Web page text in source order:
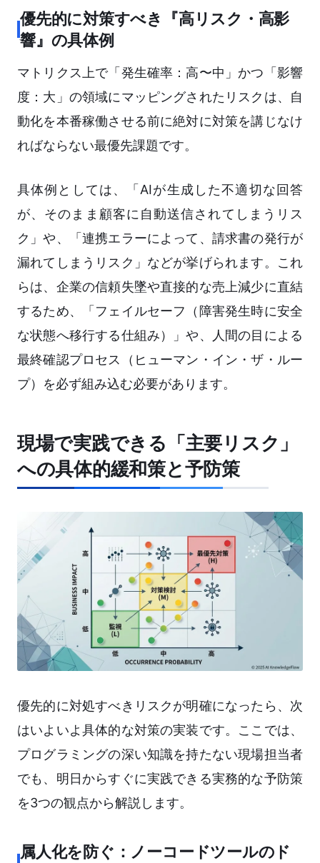
優先的に対策すべき『高リスク・高影
響』の具体例
マトリクス上で「発生確率：高〜中」かつ「影響
度：大」の領域にマッピングされたリスクは、自
動化を本番稼働させる前に絶対に対策を講じなけ
ればならない最優先課題です。
具体例としては、「AIが生成した不適切な回答
が、そのまま顧客に自動送信されてしまうリス
ク」や、「連携エラーによって、請求書の発行が
漏れてしまうリスク」などが挙げられます。これ
らは、企業の信頼失墜や直接的な売上減少に直結
するため、「フェイルセーフ（障害発生時に安全
な状態へ移行する仕組み）」や、人間の目による
最終確認プロセス（ヒューマン・イン・ザ・ルー
プ）を必ず組み込む必要があります。
現場で実践できる「主要リスク」
への具体的緩和策と予防策
優先的に対処すべきリスクが明確になったら、次
はいよいよ具体的な対策の実装です。ここでは、
プログラミングの深い知識を持たない現場担当者
でも、明日からすぐに実践できる実務的な予防策
を3つの観点から解説します。
属人化を防ぐ：ノーコードツールのド